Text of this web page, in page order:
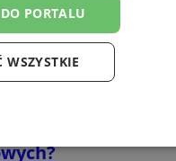
uniknąć
PORTALU
WSZYSTKIE
Targetowanie